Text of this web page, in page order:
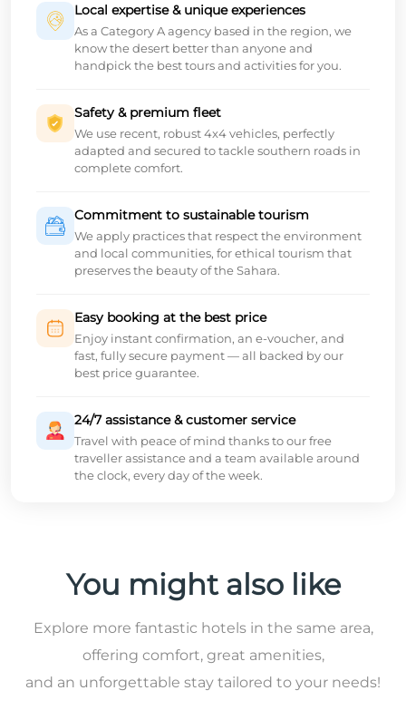
Local expertise & unique experiences
As a Category A agency based in the region, we
know the desert better than anyone and
handpick the best tours and activities for you.
Safety & premium fleet
We use recent, robust 4x4 vehicles, perfectly
adapted and secured to tackle southern roads in
complete comfort.
Commitment to sustainable tourism
We apply practices that respect the environment
and local communities, for ethical tourism that
preserves the beauty of the Sahara.
Easy booking at the best price
Enjoy instant confirmation, an e-voucher, and
fast, fully secure payment — all backed by our
best price guarantee.
24/7 assistance & customer service
Travel with peace of mind thanks to our free
traveller assistance and a team available around
the clock, every day of the week.
You might also like
Explore more fantastic hotels in the same area,
offering comfort, great amenities,
and an unforgettable stay tailored to your needs!